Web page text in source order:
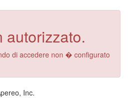
autorizzato.
di accedere non � configurato
Inc.